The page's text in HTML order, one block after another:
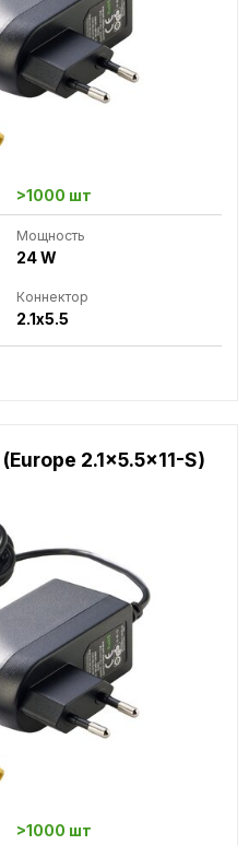
>1000 шт
Мощность
24 W
Коннектор
2.1x5.5
2.1x5.5x11-S)
>1000 шт